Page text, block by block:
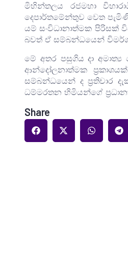
මිහින්තලය රජමහා
දෙපාර්තමේන්තුව වෙත
යම් සංවිධානාත්මක පිරිසක්
බවත් ඒ සම්බන්ධයෙන්
මේ අතර පසුගිය දා
ආන්දෝලනාත්මක
සම්බන්ධයෙන් ද ප්‍රතිචාර
ධම්මරතන හිමියන්ගේ
Share